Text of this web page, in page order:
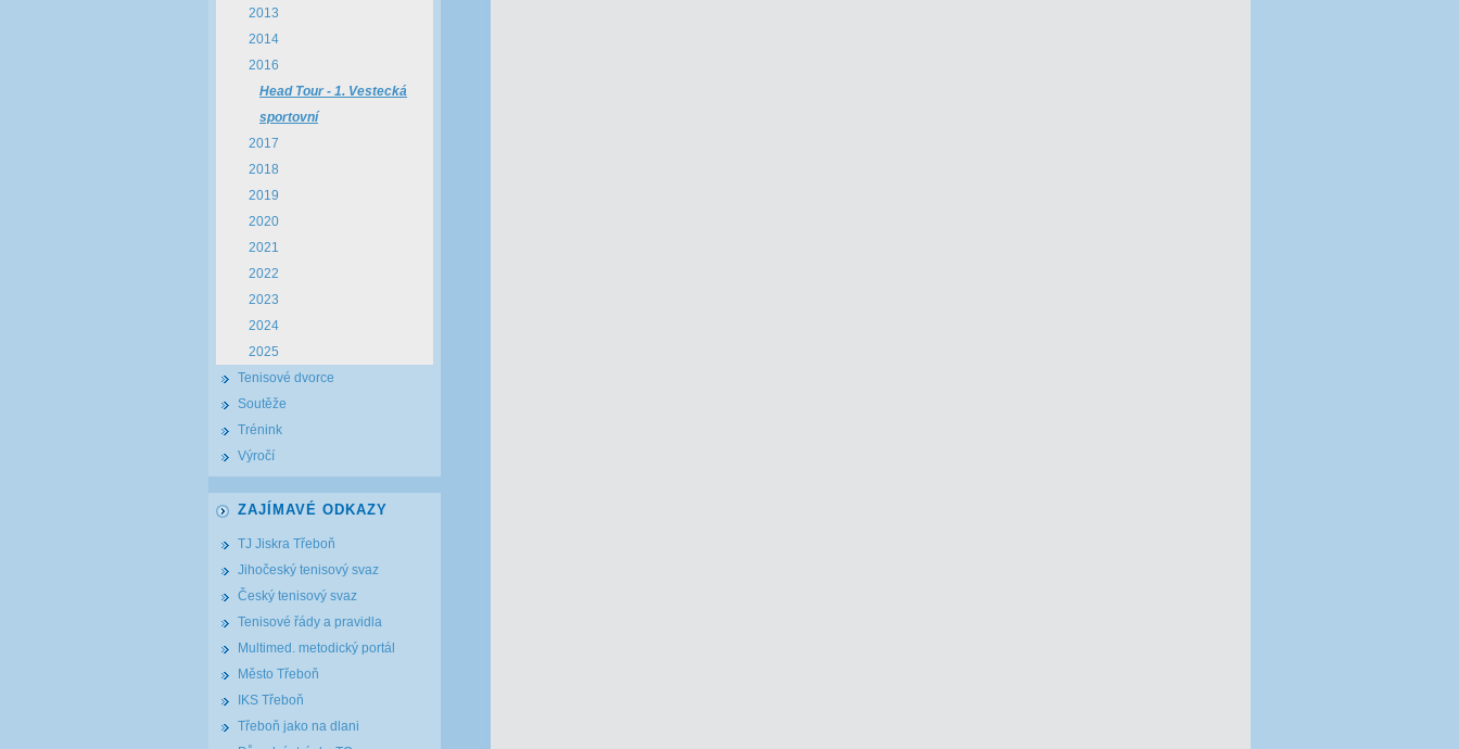
2013
2014
2016
Head Tour - 1. Vestecká
sportovní
2017
2018
2019
2020
2021
2022
2023
2024
2025
Tenisové dvorce
Soutěže
Trénink
Výročí
ZAJÍMAVÉ ODKAZY
TJ Jiskra Třeboň
Jihočeský tenisový svaz
Český tenisový svaz
Tenisové řády a pravidla
Multimed. metodický portál
Město Třeboň
IKS Třeboň
Třeboň jako na dlani